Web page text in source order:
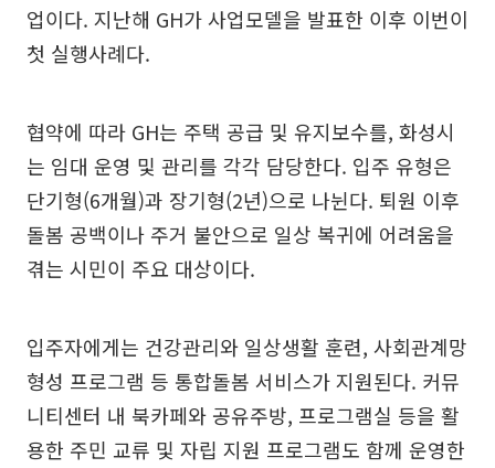
업이다. 지난해 GH가 사업모델을 발표한 이후 이번이
첫 실행사례다.
협약에 따라 GH는 주택 공급 및 유지보수를, 화성시
는 임대 운영 및 관리를 각각 담당한다. 입주 유형은
단기형(6개월)과 장기형(2년)으로 나뉜다. 퇴원 이후
돌봄 공백이나 주거 불안으로 일상 복귀에 어려움을
겪는 시민이 주요 대상이다.
입주자에게는 건강관리와 일상생활 훈련, 사회관계망
형성 프로그램 등 통합돌봄 서비스가 지원된다. 커뮤
니티센터 내 북카페와 공유주방, 프로그램실 등을 활
용한 주민 교류 및 자립 지원 프로그램도 함께 운영한